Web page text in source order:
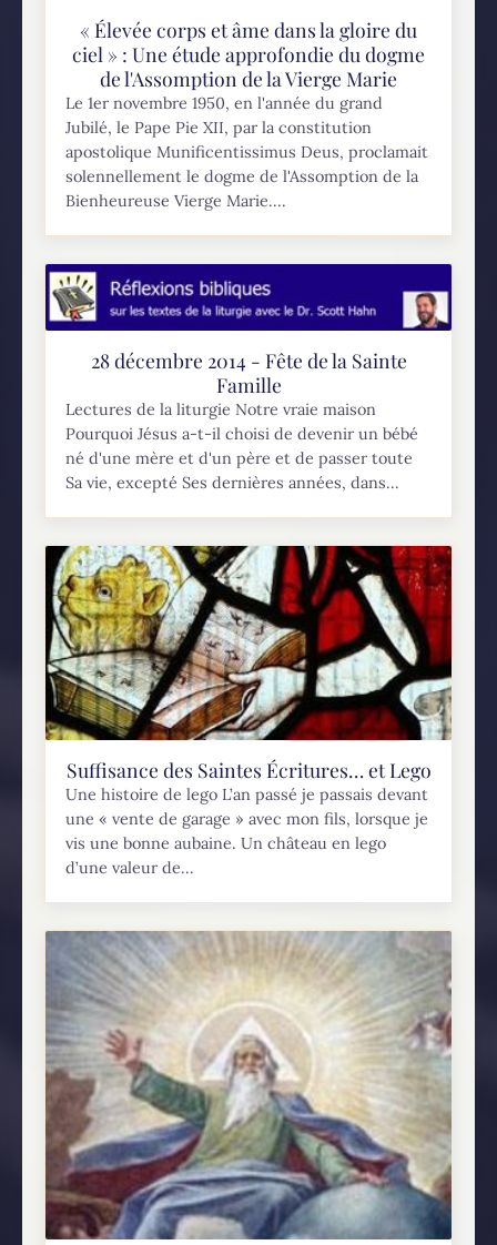
« Élevée corps et âme dans la gloire du
ciel » : Une étude approfondie du dogme
de l'Assomption de la Vierge Marie
Le 1er novembre 1950, en l'année du grand
Jubilé, le Pape Pie XII, par la constitution
apostolique Munificentissimus Deus, proclamait
solennellement le dogme de l'Assomption de la
Bienheureuse Vierge Marie....
28 décembre 2014 - Fête de la Sainte
Famille
Lectures de la liturgie Notre vraie maison
Pourquoi Jésus a-t-il choisi de devenir un bébé
né d'une mère et d'un père et de passer toute
Sa vie, excepté Ses dernières années, dans...
Suffisance des Saintes Écritures… et Lego
Une histoire de lego L’an passé je passais devant
une « vente de garage » avec mon fils, lorsque je
vis une bonne aubaine. Un château en lego
d’une valeur de...